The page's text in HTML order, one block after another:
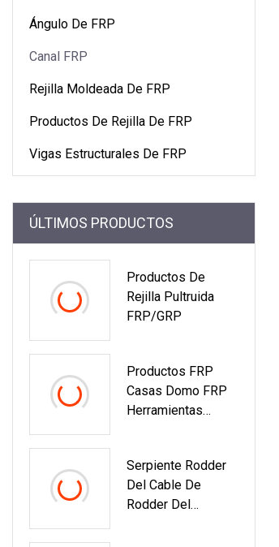
Fibra
Ángulo De FRP
Canal FRP
Rejilla Moldeada De FRP
Productos De Rejilla De FRP
Vigas Estructurales De FRP
ÚLTIMOS PRODUCTOS
Productos De
Rejilla Pultruida
FRP/GRP
Productos FRP
Casas Domo FRP
Herramientas
Serpiente Rodder
Del Cable De
Rodder Del